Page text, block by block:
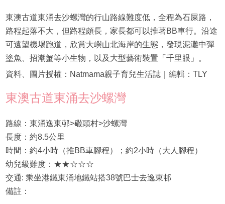
東澳古道東涌去沙螺灣的行山路線難度低，全程為石屎路，
路程起落不大，但路程頗長，家長都可以推著BB車行。沿途
可遠望機埸跑道，欣賞大嶼山北海岸的生態，發現泥灘中彈
塗魚、招潮蟹等小生物，以及大型藝術裝置「千里眼」。
資料、圖片授權：Natmama親子育兒生活誌｜編輯：TLY
東澳古道東涌去沙螺灣
路線：東涌逸東邨>䃟頭村>沙螺灣
長度：約8.5公里
時間：約4小時（推BB車腳程）；約2小時（大人腳程）
幼兒級難度：★★☆☆☆
交通: 乘坐港鐵東涌地鐵站搭38號巴士去逸東邨
備註：